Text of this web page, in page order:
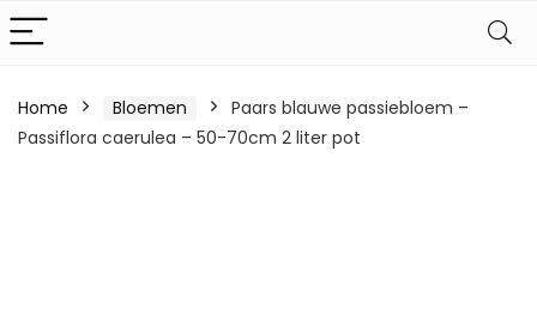
Home Bloemen
Paars blauwe passiebloem –
Passiflora caerulea – 50-70cm 2 liter pot